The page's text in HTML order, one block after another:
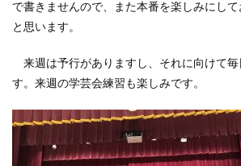
で書きませんので、また本番を楽しみにし
と思います。
来週は予行がありますし、それに向けて毎
す。来週の学芸会練習も楽しみです。